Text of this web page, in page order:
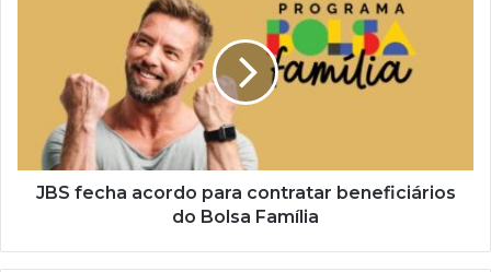
contratar
beneficiários
Bolsa
Família
JBS fecha acordo para contratar beneficiários
do Bolsa Família